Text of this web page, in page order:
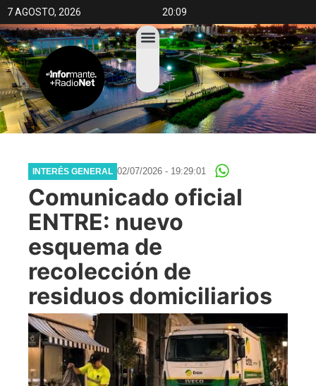
7 AGOSTO, 2026 20:09
INTERÉS GENERAL 02/07/2026 - 19:29:01
Comunicado oficial
ENTRE: nuevo
esquema de
recolección de
residuos domiciliarios